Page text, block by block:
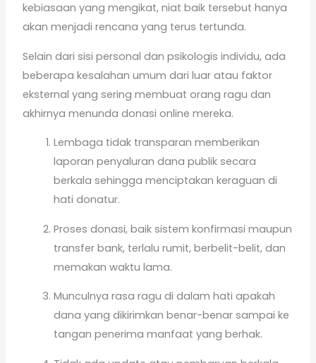
kebiasaan yang mengikat, niat baik tersebut hanya
akan menjadi rencana yang terus tertunda.
Selain dari sisi personal dan psikologis individu, ada
beberapa kesalahan umum dari luar atau faktor
eksternal yang sering membuat orang ragu dan
akhirnya menunda donasi online mereka.
Lembaga tidak transparan memberikan
laporan penyaluran dana publik secara
berkala sehingga menciptakan keraguan di
hati donatur.
Proses donasi, baik sistem konfirmasi maupun
transfer bank, terlalu rumit, berbelit-belit, dan
memakan waktu lama.
Munculnya rasa ragu di dalam hati apakah
dana yang dikirimkan benar-benar sampai ke
tangan penerima manfaat yang berhak.